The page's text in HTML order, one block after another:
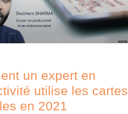
un expert en
utilise les cartes
en 2021